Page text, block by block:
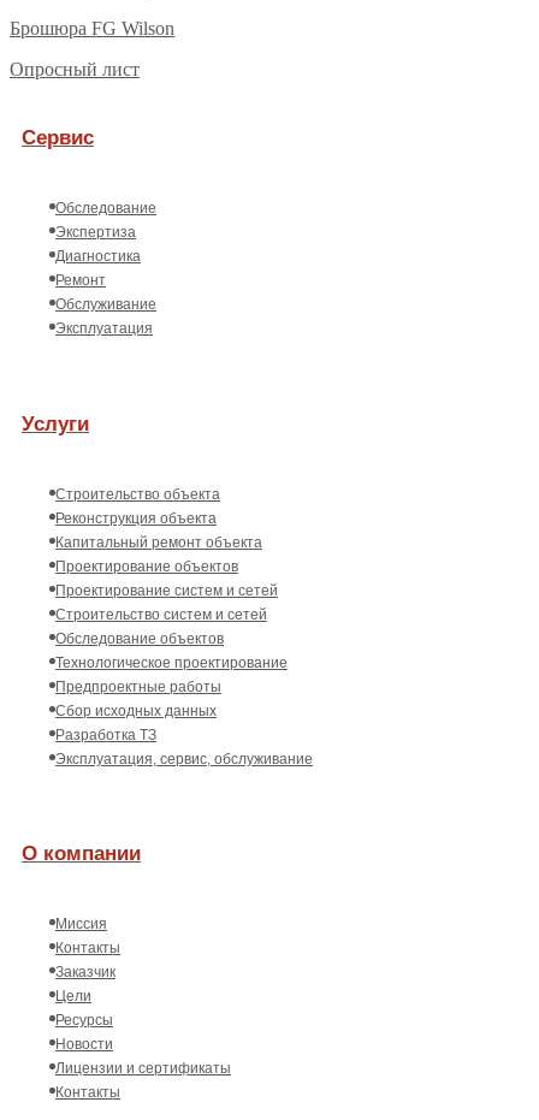
Брошюра FG Wilson
Опросный лист
Сервис
Обследование
Экспертиза
Диагностика
Ремонт
Обслуживание
Эксплуатация
Услуги
Строительство объекта
Реконструкция объекта
Капитальный ремонт объекта
Проектирование объектов
Проектирование систем и сетей
Строительство систем и сетей
Обследование объектов
Технологическое проектирование
Предпроектные работы
Сбор исходных данных
Разработка ТЗ
Эксплуатация, сервис, обслуживание
О компании
Миссия
Контакты
Заказчик
Цели
Ресурсы
Новости
Лицензии и сертификаты
Контакты